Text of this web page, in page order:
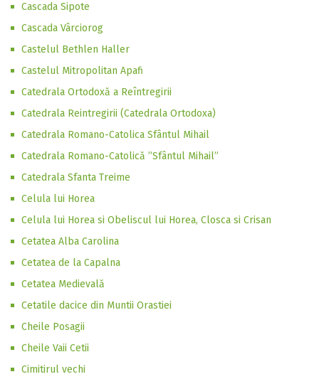
Cascada Sipote
Cascada Vârciorog
Castelul Bethlen Haller
Castelul Mitropolitan Apafi
Catedrala Ortodoxă a Reîntregirii
Catedrala Reintregirii (Catedrala Ortodoxa)
Catedrala Romano-Catolica Sfântul Mihail
Catedrala Romano-Catolică ”Sfântul Mihail”
Catedrala Sfanta Treime
Celula lui Horea
Celula lui Horea si Obeliscul lui Horea, Closca si Crisan
Cetatea Alba Carolina
Cetatea de la Capalna
Cetatea Medievală
Cetatile dacice din Muntii Orastiei
Cheile Posagii
Cheile Vaii Cetii
Cimitirul vechi